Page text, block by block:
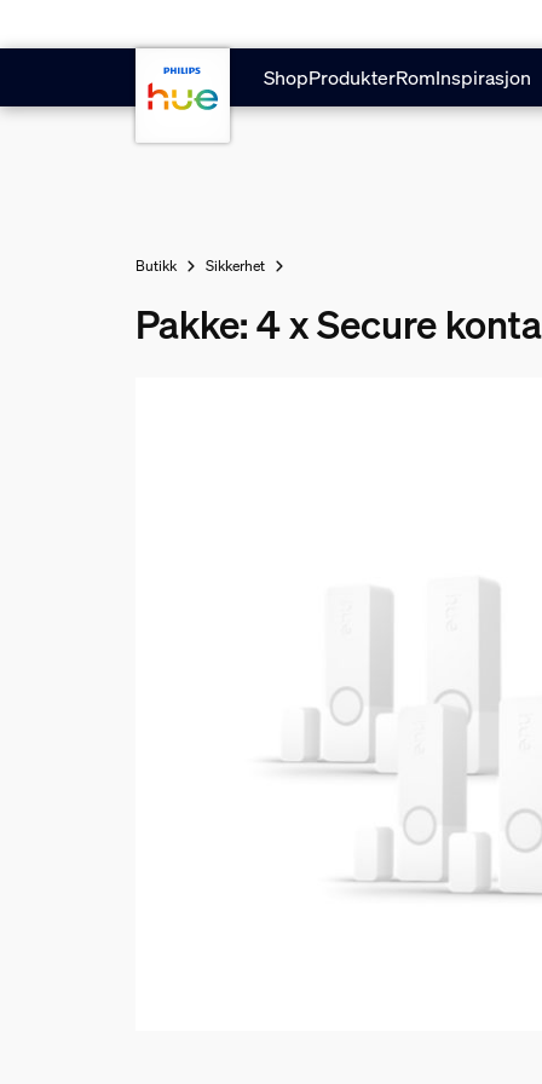
ShopProdukterRomInspirasjon
Butikk Sikkerhet
Pakke: 4 x Secure